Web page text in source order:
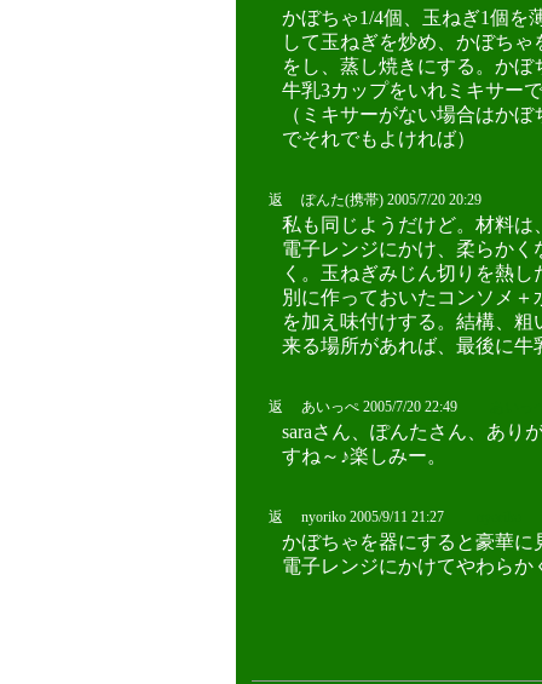
かぼちゃ1/4個、玉ねぎ1個を
して玉ねぎを炒め、かぼち
をし、蒸し焼きにする。か
牛乳3カップをいれミキサー
（ミキサーがない場合はか
でそれでもよければ）
返 ぽんた(携帯) 2005/7/20 20:29
私も同じようだけど。材料
電子レンジにかけ、柔らか
く。玉ねぎみじん切りを熱
別に作っておいたコンソメ
を加え味付けする。結構、
来る場所があれば、最後に牛
返 あいっぺ 2005/7/20 22:49
saraさん、ぽんたさん、あり
すね～♪楽しみー。
返 nyoriko 2005/9/11 21:27
かぼちゃを器にすると豪華に
電子レンジにかけてやわら